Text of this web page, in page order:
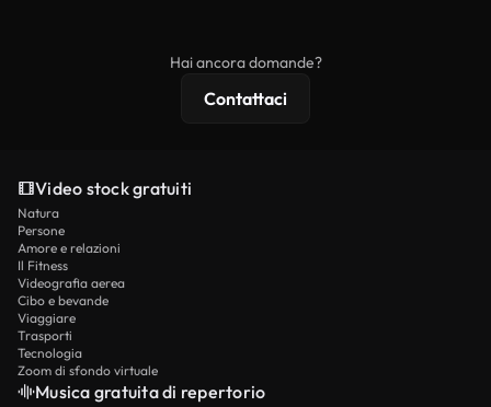
Hai ancora domande?
Contattaci
Video stock gratuiti
Natura
Persone
Amore e relazioni
Il Fitness
Videografia aerea
Cibo e bevande
Viaggiare
Trasporti
Tecnologia
Zoom di sfondo virtuale
Musica gratuita di repertorio